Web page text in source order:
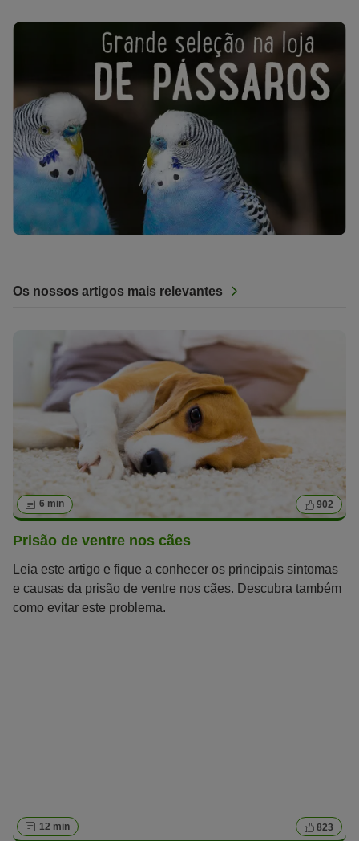
Os nossos artigos mais relevantes
6 min 902
Prisão de ventre nos cães
Leia este artigo e fique a conhecer os principais sintomas
e causas da prisão de ventre nos cães. Descubra também
como evitar este problema.
12 min 823